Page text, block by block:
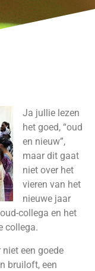
Ja jullie lezen
het goed, “oud
en nieuw”,
maar dit gaat
niet over het
vieren van het
nieuwe jaar
collega en het
collega.
een goede
bruiloft, een